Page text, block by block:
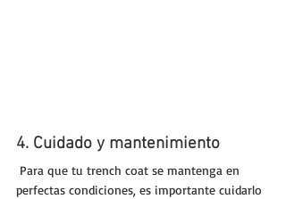
4. Cuidado y mantenimiento
perfectas condiciones, es importante cuidarlo